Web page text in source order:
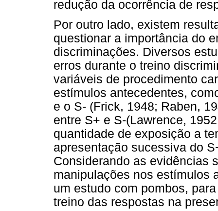
redução da ocorrência de
Por outro lado, existem
questionar a importância do
discriminações. Diversos
erros durante o treino
variáveis de procedimento
estímulos antecedentes,
e o S- (Frick, 1948; Raben,
entre S+ e S-(Lawrence,
quantidade de exposição a
apresentação sucessiva do
Considerando as evidências
manipulações nos estímulos
um estudo com pombos,
treino das respostas na